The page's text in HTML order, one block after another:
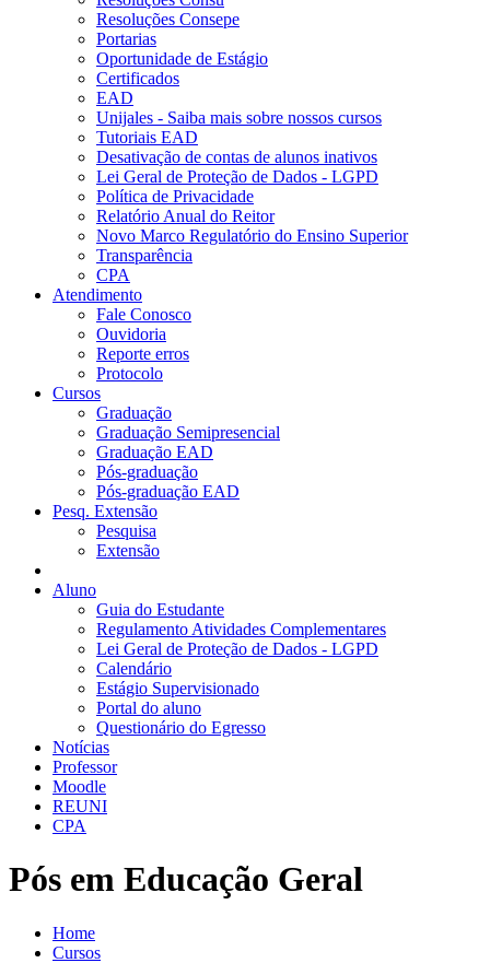
Resoluções Consepe
Portarias
Oportunidade de Estágio
Certificados
EAD
Unijales - Saiba mais sobre nossos cursos
Tutoriais EAD
Desativação de contas de alunos inativos
Lei Geral de Proteção de Dados - LGPD
Política de Privacidade
Relatório Anual do Reitor
Novo Marco Regulatório do Ensino Superior
Transparência
CPA
Atendimento
Fale Conosco
Ouvidoria
Reporte erros
Protocolo
Cursos
Graduação
Graduação Semipresencial
Graduação EAD
Pós-graduação
Pós-graduação EAD
Pesq. Extensão
Pesquisa
Extensão
Aluno
Guia do Estudante
Regulamento Atividades Complementares
Lei Geral de Proteção de Dados - LGPD
Calendário
Estágio Supervisionado
Portal do aluno
Questionário do Egresso
Notícias
Professor
Moodle
REUNI
CPA
Pós em Educação Geral
Home
Cursos